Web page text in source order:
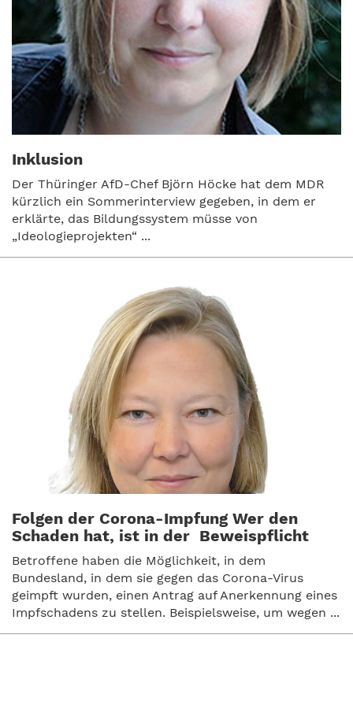
Inklusion
Der Thüringer AfD-Chef Björn Höcke hat dem MDR
kürzlich ein Sommerinterview gegeben, in dem er
erklärte, das Bildungssystem müsse von
„Ideologieprojekten“ ...
Folgen der Corona-Impfung Wer den
Schaden hat, ist in der Beweispflicht
Betroffene haben die Möglichkeit, in dem
Bundesland, in dem sie gegen das Corona-Virus
geimpft wurden, einen Antrag auf Anerkennung eines
Impfschadens zu stellen. Beispielsweise, um wegen ...